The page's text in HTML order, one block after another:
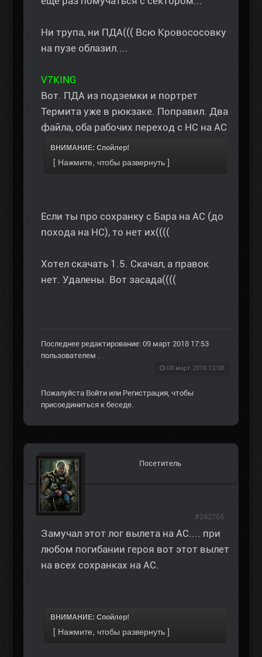
Ни трупа, ни ПДА((( Всю Кровососовку
на пузе облазил....
V7KING
Вот. ПДА из подземки и портрет
Термита уже в рюкзаке. Поправил. Два
файла, оба рабочих переход с НС на АС
ВНИМАНИЕ: Спойлер!
Если ты про сохранку с Бара на АС (до
похода на НС), то нет их((((
Хотел скачать 1.5. Скачал, а правок
нет. Удалены. Вот засада((((
Последнее редактирование: 09 март 2018 17:53
пользователем .
08 март 2018 13:08
Пожалуйста Войти или Регистрация, чтобы
присоединиться к беседе.
Посетитель
Замучал этот лог вылета на АС.... при
любом погибании героя вот этот вылет
на всех сохранках на АС.
ВНИМАНИЕ: Спойлер!
#242765